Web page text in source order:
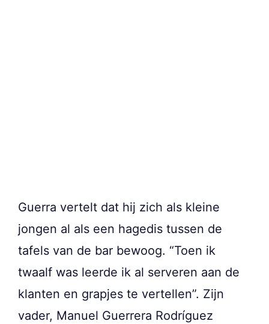
Guerra vertelt dat hij zich als kleine
jongen al als een hagedis tussen de
tafels van de bar bewoog. “Toen ik
twaalf was leerde ik al serveren aan de
klanten en grapjes te vertellen”. Zijn
vader, Manuel Guerrera Rodríguez